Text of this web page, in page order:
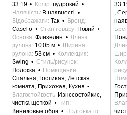
33.19
Колір пудровий
Наявність В наявності
Відображати Так
Бренд
Caselio
Стан товару Новий
Основа Флизелин
Длина
рулона 10.05 м
Ширина
рулона 53 см
Коллекция
Swing
Стиль/рисунок
Полоска
Помещение
Спальня, Гостиная, Детская
комната, Прихожая, Кухня
Влагостойкость Износостойкие,
чистка щеткой
Тип
Виниловые обои
Подгонка по
,